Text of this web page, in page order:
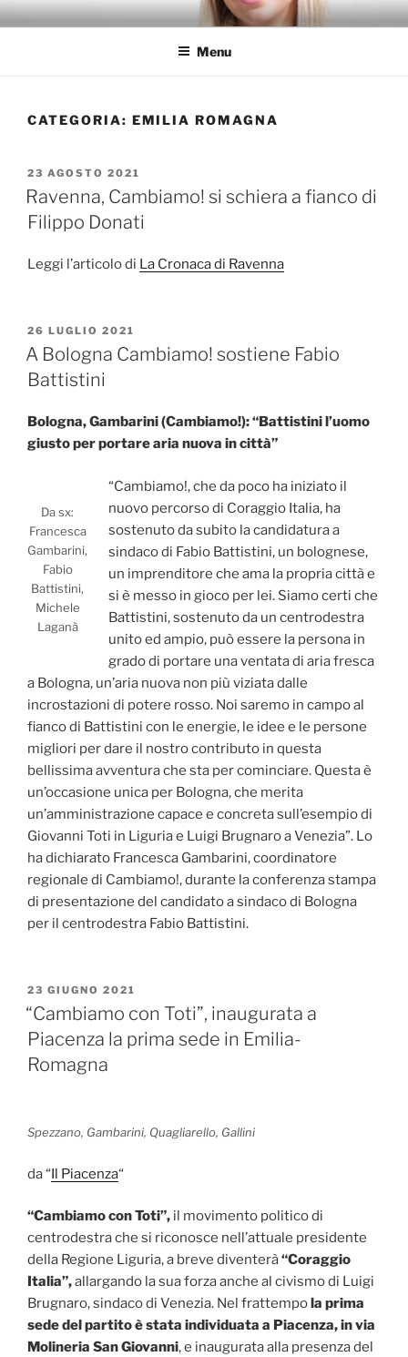
Salta
al
FRANCESCA GAMBARINI
Menu
CATEGORIA: EMILIA ROMAGNA
PUBBLICATO
IL
23 AGOSTO 2021
Ravenna, Cambiamo! si schiera a fianco di
Filippo Donati
Leggi l’articolo di La Cronaca di Ravenna
PUBBLICATO
IL
26 LUGLIO 2021
A Bologna Cambiamo! sostiene Fabio
Battistini
Bologna, Gambarini (Cambiamo!): “Battistini l’uomo
giusto per portare aria nuova in città”
Da sx:
Francesca
Gambarini,
Fabio
Battistini,
Michele
Laganà
“Cambiamo!, che da poco ha iniziato il
nuovo percorso di Coraggio Italia, ha
sostenuto da subito la candidatura a
sindaco di Fabio Battistini, un bolognese,
un imprenditore che ama la propria città e
si è messo in gioco per lei. Siamo certi che
Battistini, sostenuto da un centrodestra
unito ed ampio, può essere la persona in
grado di portare una ventata di aria fresca
a Bologna, un’aria nuova non più viziata dalle
incrostazioni di potere rosso. Noi saremo in campo al
fianco di Battistini con le energie, le idee e le persone
migliori per dare il nostro contributo in questa
bellissima avventura che sta per cominciare. Questa è
un’occasione unica per Bologna, che merita
un’amministrazione capace e concreta sull’esempio di
Giovanni Toti in Liguria e Luigi Brugnaro a Venezia”. Lo
ha dichiarato Francesca Gambarini, coordinatore
regionale di Cambiamo!, durante la conferenza stampa
di presentazione del candidato a sindaco di Bologna
per il centrodestra Fabio Battistini.
PUBBLICATO
IL
23 GIUGNO 2021
“Cambiamo con Toti”, inaugurata a
Piacenza la prima sede in Emilia-
Romagna
Spezzano, Gambarini, Quagliarello, Gallini
da “Il Piacenza“
“Cambiamo con Toti”, il movimento politico di
centrodestra che si riconosce nell’attuale presidente
della Regione Liguria, a breve diventerà“Coraggio
Italia”,allargando la sua forza anche al civismo di Luigi
Brugnaro, sindaco di Venezia. Nel frattempola prima
sede del partito è stata individuata a Piacenza, in via
Molineria San Giovanni, e inaugurata alla presenza del